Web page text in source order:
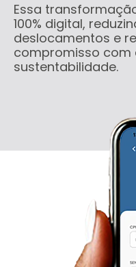
Essa
100% digital,
deslocamentos e
compromisso com
sustentabilidade.